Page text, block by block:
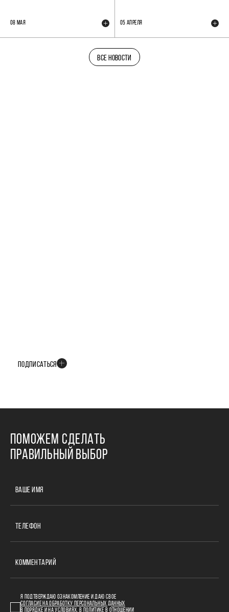
08 МАЯ 05 АПРЕЛЯ
ВСЕ НОВОСТИ
ПОДПИСАТЬСЯ
ПОМОЖЕМ СДЕЛАТЬ
ПРАВИЛЬНЫЙ ВЫБОР
ВАШЕ ИМЯ
ТЕЛЕФОН
КОММЕНТАРИЙ
Я ПОДТВЕРЖДАЮ ОЗНАКОМЛЕНИЕ И ДАЮ СВОЕ
СОГЛАСИЕ НА ОБРАБОТКУ ПЕРСОНАЛЬНЫХ ДАННЫХ
В ПОРЯДКЕ И НА УСЛОВИЯХ, В
ПОЛИТИКЕ В ОТНОШЕНИИ